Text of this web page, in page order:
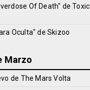
Of Death" deToxic
Oculta" deSkizoo
Marzo
de The Mars Volta